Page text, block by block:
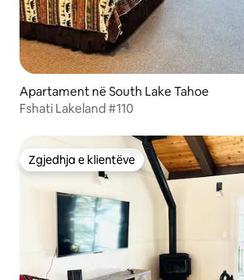
Apartament në South Lake Tahoe
Fshati Lakeland #110
Zgjedhja e klientëve
Zgjedhja e klientëve